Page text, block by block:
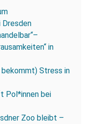
Dresden
in
Stress in
Pol*innen bei
Zoo bleibt –